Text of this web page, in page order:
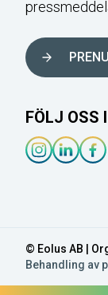
FÖLJ OSS
© Eolus AB |
Behandling av